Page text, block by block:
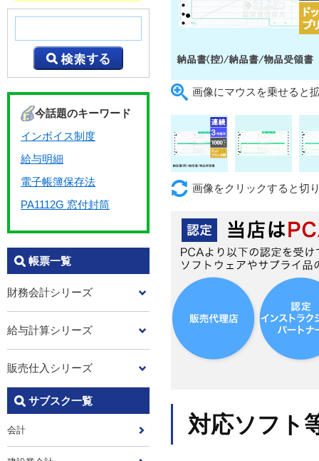
今話題のキーワード
インボイス制度
給与明細
電子帳簿保存法
PA1112G 窓付封筒
帳票一覧
財務会計シリーズ
給与計算シリーズ
販売仕入シリーズ
サブスク一覧
会計
画像にマウスを乗せると
画像をクリックすると切
対応ソフト